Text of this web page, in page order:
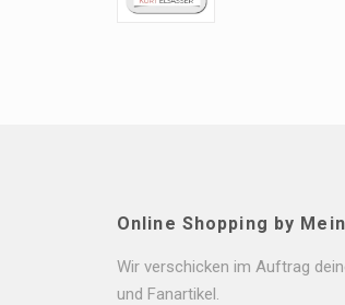
Online Shopping by
Wir verschicken im Auftrag
und Fanartikel.